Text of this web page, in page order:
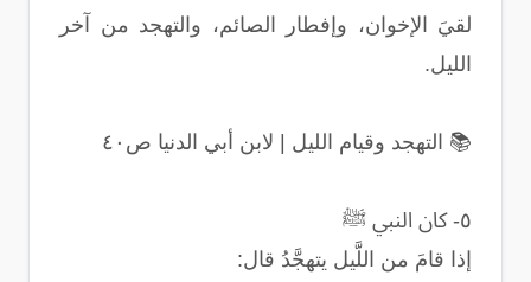
لقيَ الإخوان، وإفطار الصائم، والتهجد من آخر
الليل.
📚 التهجد وقيام الليل | لابن أبي الدنيا ص٤٠
٥- كان النبي ﷺ
إذا قامَ من اللَّيل يتهجَّدُ قال: